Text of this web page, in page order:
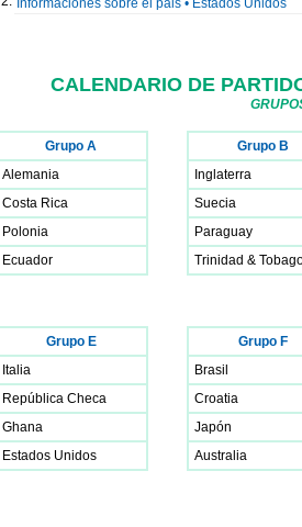
CALENDARIO DE
Grupo A
Alemania
Costa Rica
Polonia
Ecuador
Grupo B
Inglaterra
Suecia
Paraguay
Trinidad &
Grupo E
Italia
República Checa
Ghana
Estados Unidos
Grupo F
Brasil
Croatia
Japón
Australia